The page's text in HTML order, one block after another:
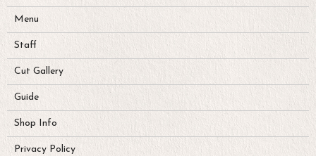
Menu
Staff
Cut Gallery
Guide
Shop Info
Privacy Policy